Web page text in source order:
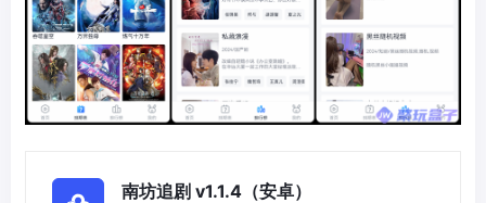
南坊追剧 v1.1.4（安卓）